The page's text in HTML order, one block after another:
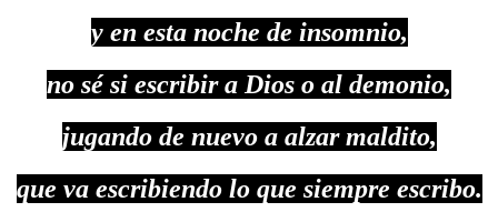
y en esta noche de insomnio,
no sé si escribir a Dios o al demonio,
jugando de nuevo a alzar maldito,
que va escribiendo lo que siempre escribo.